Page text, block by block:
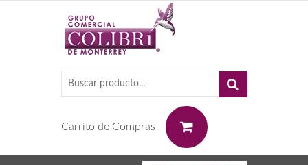
Carrito de Compras